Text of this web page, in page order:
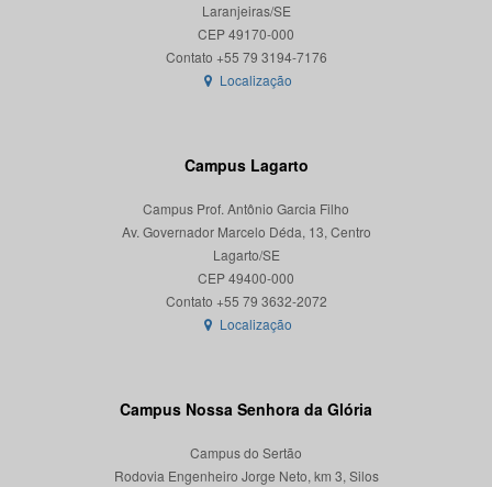
Laranjeiras/SE
CEP 49170-000
Localização
Campus Lagarto
Campus Prof. Antônio Garcia Filho
Av. Governador Marcelo Déda, 13, Centro
Lagarto/SE
CEP 49400-000
Localização
Campus Nossa Senhora da Glória
Campus do Sertão
Rodovia Engenheiro Jorge Neto, km 3, Silos